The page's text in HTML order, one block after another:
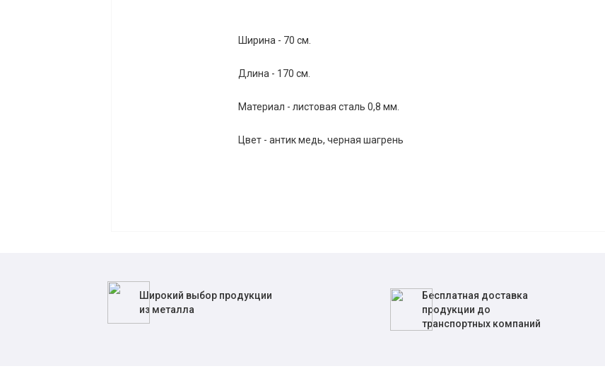
Ширина - 70 см.
Длина - 170 см.
Материал - листовая сталь 0,8 мм.
Цвет - антик медь, черная шагрень
Широкий выбор продукции
из металла
Бесплатная доставка
продукции до
транспортных компаний